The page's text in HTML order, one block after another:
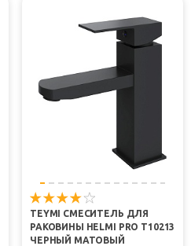
TEYMI СМЕСИТЕЛЬ ДЛЯ
РАКОВИНЫ HELMI PRO T10213
ЧЕРНЫЙ МАТОВЫЙ